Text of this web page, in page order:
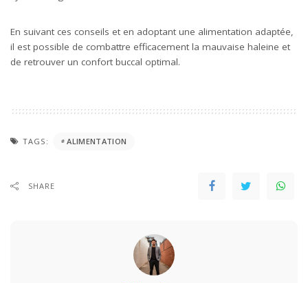
En suivant ces conseils et en adoptant une alimentation adaptée,
il est possible de combattre efficacement la mauvaise haleine et
de retrouver un confort buccal optimal.
TAGS: ALIMENTATION
SHARE